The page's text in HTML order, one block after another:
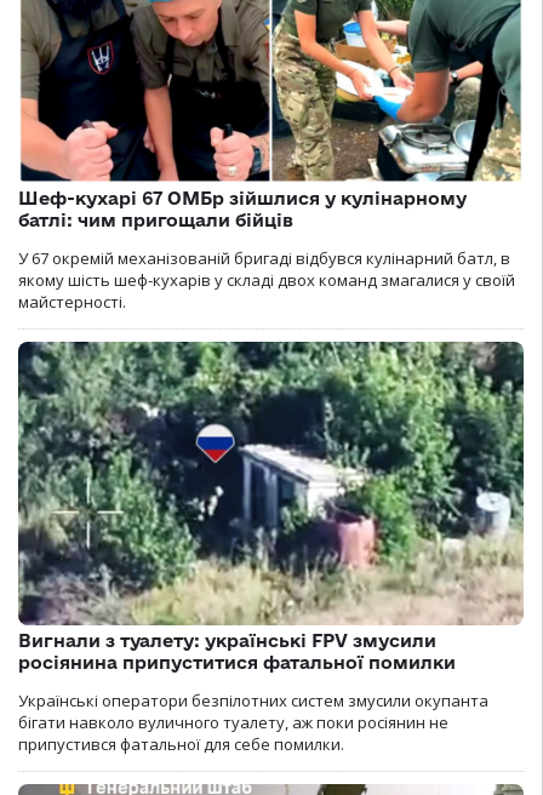
Шеф-кухарі 67 ОМБр зійшлися у кулінарному
батлі: чим пригощали бійців
У 67 окремій механізованій бригаді відбувся кулінарний батл, в
якому шість шеф-кухарів у складі двох команд змагалися у своїй
майстерності.
Вигнали з туалету: українські FPV змусили
росіянина припуститися фатальної помилки
Українські оператори безпілотних систем змусили окупанта
бігати навколо вуличного туалету, аж поки росіянин не
припустився фатальної для себе помилки.